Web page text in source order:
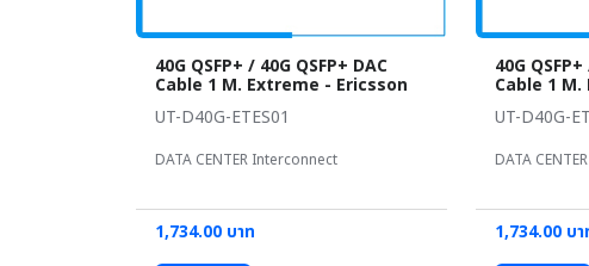
40G QSFP+ / 40G QSFP+ DAC
Cable 1 M. Extreme - Ericsson
UT-D40G-ETES01
DATA CENTER Interconnect
1,734.00 บาท
40G
Cable 1
UT-D40G-
DATA
1,734.00 บา